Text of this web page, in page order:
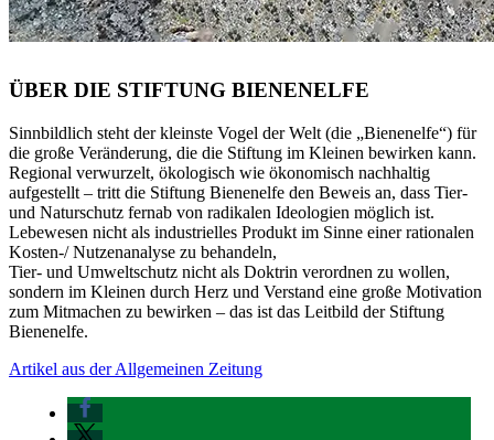
ÜBER DIE STIFTUNG BIENENELFE
Sinnbildlich steht der kleinste Vogel der Welt (die „Bienenelfe“) für
die große Veränderung, die die Stiftung im Kleinen bewirken kann.
Regional verwurzelt, ökologisch wie ökonomisch nachhaltig
aufgestellt – tritt die Stiftung Bienenelfe den Beweis an, dass Tier-
und Naturschutz fernab von radikalen Ideologien möglich ist.
Lebewesen nicht als industrielles Produkt im Sinne einer rationalen
Kosten-/ Nutzenanalyse zu behandeln,
Tier- und Umweltschutz nicht als Doktrin verordnen zu wollen,
sondern im Kleinen durch Herz und Verstand eine große Motivation
zum Mitmachen zu bewirken – das ist das Leitbild der Stiftung
Bienenelfe.
Artikel aus der Allgemeinen Zeitung